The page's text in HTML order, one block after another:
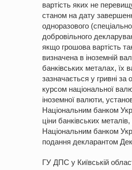
вартість яких не
станом на дату
одноразового
добровільного
якщо грошова вартість
визначена в іноземній
банківських металах, їх
зазначається у гривні за
курсом національної
іноземної валюти,
Національним банком
ціни банківських
Національним банком
подання декларантом
ГУ ДПС у Київській